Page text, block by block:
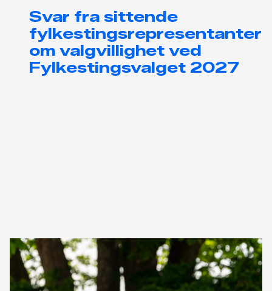
Svar fra sittende
fylkestingsrepresentanter
om valgvillighet ved
Fylkestingsvalget 2027